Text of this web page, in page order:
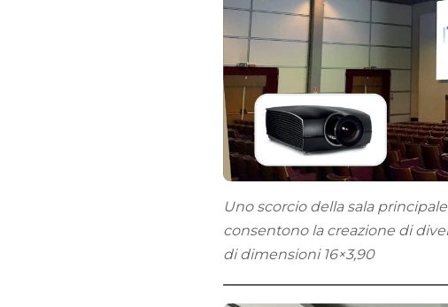
Uno scorcio della sala
consentono la creazione di
di dimensioni 16×3,90